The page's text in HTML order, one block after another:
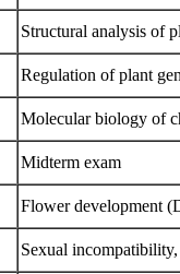
Structural analysis of
Regulation of plant
Molecular biology of
Midterm exam
Flower development
Sexual